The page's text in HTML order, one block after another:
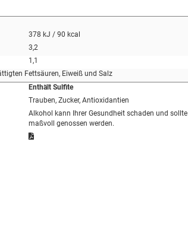
378 kJ / 90 kcal
3,2
1,1
Fettsäuren, Eiweiß und Salz
Enthält Sulfite
Trauben, Zucker, Antioxidantien
Alkohol kann Ihrer Gesundheit schaden und sollte
maßvoll genossen werden.